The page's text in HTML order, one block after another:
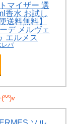
マイザー 選
香水 お試し
送料無料】
デ メルヴェ
エルメス
レバ